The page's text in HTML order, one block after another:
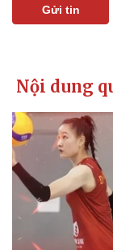
Gửi tin